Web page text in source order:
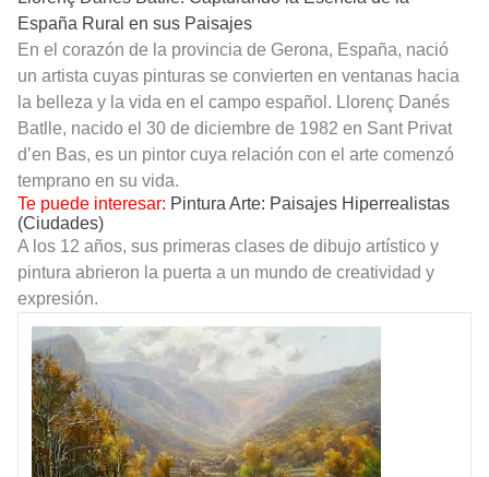
España Rural en sus Paisajes
En el corazón de la provincia de Gerona, España, nació
un artista cuyas pinturas se convierten en ventanas hacia
la belleza y la vida en el campo español. Llorenç Danés
Batlle, nacido el 30 de diciembre de 1982 en Sant Privat
d’en Bas, es un pintor cuya relación con el arte comenzó
temprano en su vida.
Te puede interesar: Pintura Arte: Paisajes Hiperrealistas
(Ciudades)
A los 12 años, sus primeras clases de dibujo artístico y
pintura abrieron la puerta a un mundo de creatividad y
expresión.